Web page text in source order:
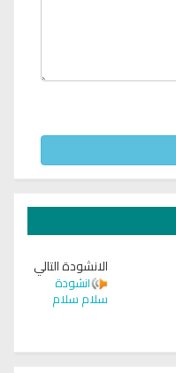
الانشودة التالي
انشودة
سلام سلام